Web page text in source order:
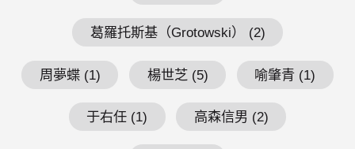
葛羅托斯基（Grotowski） (2)
周夢蝶 (1) 楊世芝 (5) 喻肇青 (1)
于右任 (1) 高森信男 (2)